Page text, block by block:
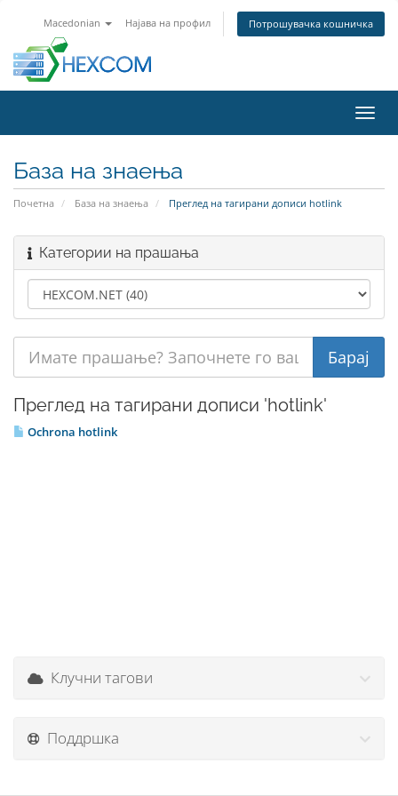
Macedonian Најава на профил Потрошувачка кошничка
ја
База на знаења
Почетна База на знаења Преглед на тагирани дописи hotlink
Категории на прашања
Преглед на тагирани дописи 'hotlink'
Ochrona hotlink
Клучни тагови
Поддршка